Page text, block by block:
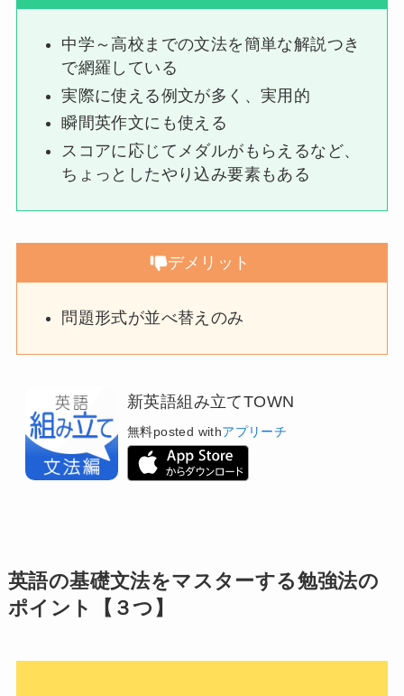
中学～高校までの文法を簡単な解説つき
で網羅している
実際に使える例文が多く、実用的
瞬間英作文にも使える
スコアに応じてメダルがもらえるなど、
ちょっとしたやり込み要素もある
デメリット
問題形式が並べ替えのみ
新英語組み立てTOWN
無料posted withアプリーチ
英語の基礎文法をマスターする勉強法の
ポイント【３つ】